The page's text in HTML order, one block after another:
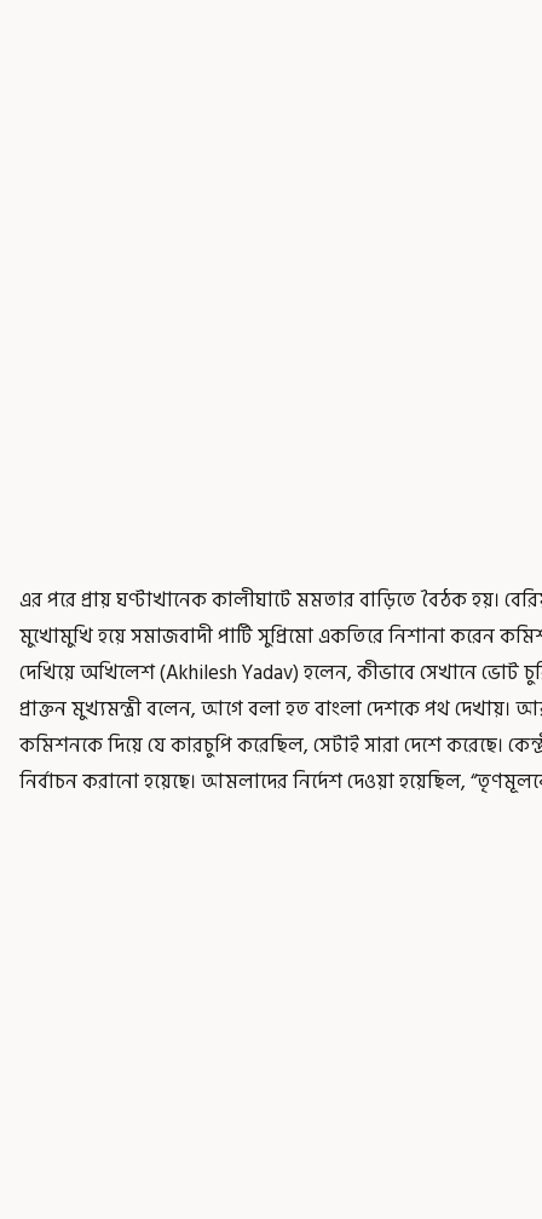
এর পরে প্রায় ঘণ্টাখানেক কালীঘাটে মমতার বাড়িতে বৈঠক হয়।
মুখোমুখি হয়ে সমাজবাদী পার্টি সুপ্রিমো একতিরে নিশানা করেন
দেখিয়ে অখিলেশ (Akhilesh Yadav) হলেন, কীভাবে সেখানে ভোট
প্রাক্তন মুখ্যমন্ত্রী বলেন, আগে বলা হত বাংলা দেশকে পথ দেখায়।
কমিশনকে দিয়ে যে কারচুপি করেছিল, সেটাই সারা দেশে করেছে।
নির্বাচন করানো হয়েছে। আমলাদের নির্দেশ দেওয়া হয়েছিল,